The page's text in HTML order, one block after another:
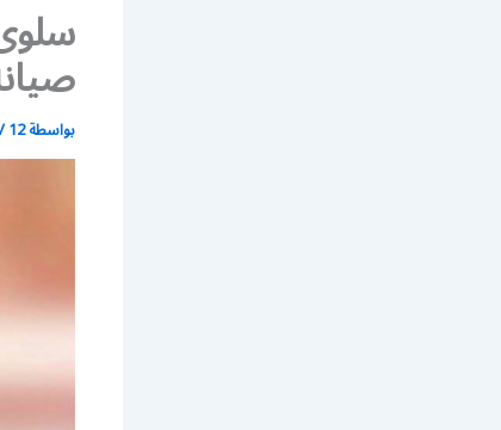
بواسطة /12 أبريل، 2018